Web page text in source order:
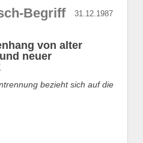
31.12.1987
Begriff
von alter
neuer
bezieht sich auf die